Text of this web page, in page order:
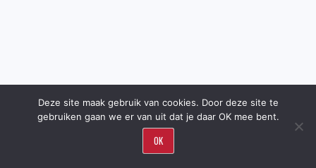
Deze site maak gebruik van cookies. Door deze site te
gebruiken gaan we er van uit dat je daar OK mee bent.
OK